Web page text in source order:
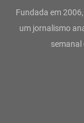
Fundada em
um jornalismo
semanal